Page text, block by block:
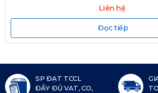
Liên hệ
Đọc tiếp
SP ĐẠT TCCL
ĐẦY ĐỦ VAT, CO,